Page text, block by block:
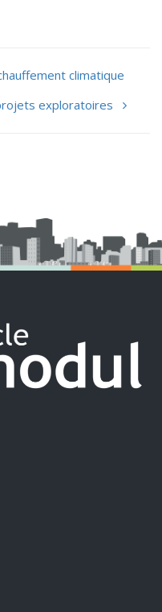
climatique
exploratoires